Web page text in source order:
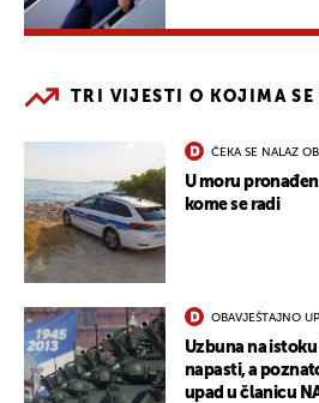
TRI VIJESTI O KOJIMA SE
ČEKA SE NALAZ
U moru
kome se radi
OBAVJEŠTAJNO
Uzbuna na
napasti, a
upad u članicu